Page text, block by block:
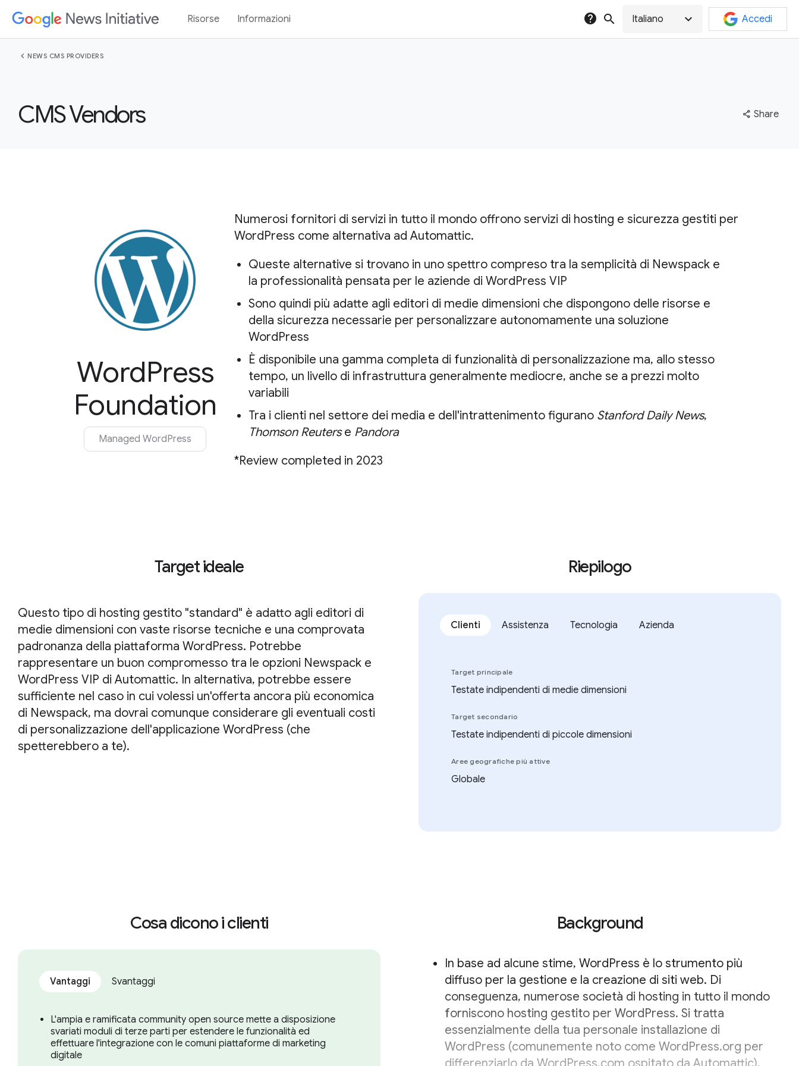
Risorse Informazioni help search Italiano expand_more Accedi
chevron_left NEWS CMS PROVIDERS
CMS Vendors share Share
WordPress
Foundation
Managed WordPress
Numerosi fornitori di servizi in tutto il mondo offrono servizi di hosting e sicurezza gestiti per
WordPress come alternativa ad Automattic.
Queste alternative si trovano in uno spettro compreso tra la semplicità di Newspack e
la professionalità pensata per le aziende di WordPress VIP
Sono quindi più adatte agli editori di medie dimensioni che dispongono delle risorse e
della sicurezza necessarie per personalizzare autonomamente una soluzione
WordPress
È disponibile una gamma completa di funzionalità di personalizzazione ma, allo stesso
tempo, un livello di infrastruttura generalmente mediocre, anche se a prezzi molto
variabili
Tra i clienti nel settore dei media e dell'intrattenimento figurano Stanford Daily News,
Thomson Reuterse Pandora
*Review completed in 2023
Target ideale
Questo tipo di hosting gestito "standard" è adatto agli editori di
medie dimensioni con vaste risorse tecniche e una comprovata
padronanza della piattaforma WordPress. Potrebbe
rappresentare un buon compromesso tra le opzioni Newspack e
WordPress VIP di Automattic. In alternativa, potrebbe essere
sufficiente nel caso in cui volessi un'offerta ancora più economica
di Newspack, ma dovrai comunque considerare gli eventuali costi
di personalizzazione dell'applicazione WordPress (che
spetterebbero a te).
Riepilogo
Clienti Assistenza Tecnologia Azienda
Target principale
Testate indipendenti di medie dimensioni
Target secondario
Testate indipendenti di piccole dimensioni
Aree geografiche più attive
Globale
Cosa dicono i clienti
Vantaggi Svantaggi
L'ampia e ramificata community open source mette a disposizione
svariati moduli di terze parti per estendere le funzionalità ed
effettuare l'integrazione con le comuni piattaforme di marketing
digitale
Background
In base ad alcune stime, WordPress è lo strumento più
diffuso per la gestione e la creazione di siti web. Di
conseguenza, numerose società di hosting in tutto il mondo
forniscono hosting gestito per WordPress. Si tratta
essenzialmente della tua personale installazione di
WordPress (comunemente noto come WordPress.org per